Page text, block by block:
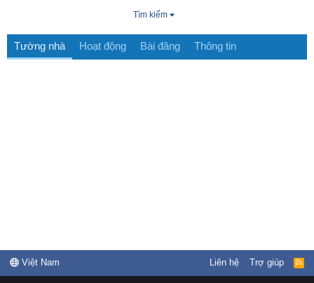
Tìm kiếm
Tường nhà Hoạt động Bài đăng Thông tin
Việt Nam Liên hệ Trợ giúp
R